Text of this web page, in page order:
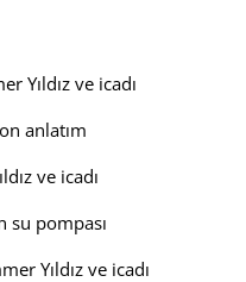
Yıldız ve icadı
anlatım
ve icadı
su pompası
Yıldız ve icadı